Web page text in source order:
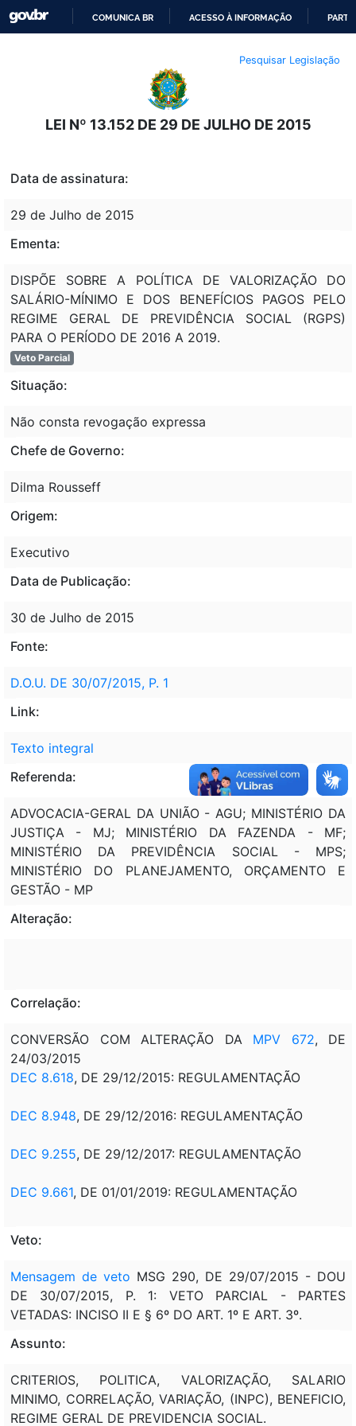
O
CONTEÚDO
COMUNICA BR ACESSO À INFORMAÇÃO
Pesquisar Legislação
LEI Nº 13.152 DE 29 DE JULHO DE 2015
Data de assinatura:
29 de Julho de 2015
Ementa:
DISPÕE SOBRE A POLÍTICA DE VALORIZAÇÃO DO
SALÁRIO-MÍNIMO E DOS BENEFÍCIOS PAGOS PELO
REGIME GERAL DE PREVIDÊNCIA SOCIAL (RGPS)
PARA O PERÍODO DE 2016 A 2019.
Veto Parcial
Situação:
Não consta revogação expressa
Chefe de Governo:
Dilma Rousseff
Origem:
Executivo
Data de Publicação:
30 de Julho de 2015
Fonte:
D.O.U. DE 30/07/2015, P. 1
Link:
Texto integral
Referenda:
ADVOCACIA-GERAL DA UNIÃO - AGU; MINISTÉRIO DA
JUSTIÇA - MJ; MINISTÉRIO DA FAZENDA - MF;
MINISTÉRIO DA PREVIDÊNCIA SOCIAL - MPS;
MINISTÉRIO DO PLANEJAMENTO, ORÇAMENTO E
GESTÃO - MP
Alteração:
Correlação:
CONVERSÃO COM ALTERAÇÃO DA MPV 672, DE
24/03/2015
DEC 8.618, DE 29/12/2015: REGULAMENTAÇÃO
DEC 8.948, DE 29/12/2016: REGULAMENTAÇÃO
DEC 9.255, DE 29/12/2017: REGULAMENTAÇÃO
DEC 9.661, DE 01/01/2019: REGULAMENTAÇÃO
Veto:
Mensagem de veto MSG 290, DE 29/07/2015 - DOU
DE 30/07/2015, P. 1: VETO PARCIAL - PARTES
VETADAS: INCISO II E § 6º DO ART. 1º E ART. 3º.
Assunto:
CRITERIOS, POLITICA, VALORIZAÇÃO, SALARIO
MINIMO, CORRELAÇÃO, VARIAÇÃO, (INPC), BENEFICIO,
REGIME GERAL DE PREVIDENCIA SOCIAL.